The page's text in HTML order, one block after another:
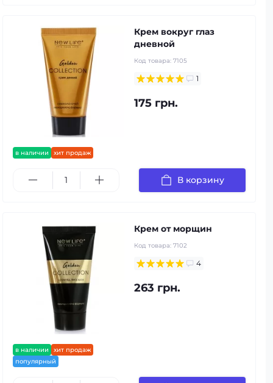
в наличии хит продаж
Крем вокруг глаз
дневной
Код товара: 7105
1
175 грн.
В корзину
в наличии
хит продаж
популярный
Крем от морщин
Код товара: 7102
4
263 грн.